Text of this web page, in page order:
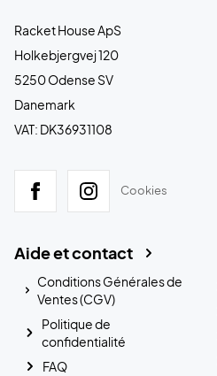
Racket House ApS
Holkebjergvej 120
5250 Odense SV
Danemark
VAT: DK36931108
Cookies
Aide et contact
Conditions Générales de
Ventes (CGV)
Politique de
confidentialité
FAQ